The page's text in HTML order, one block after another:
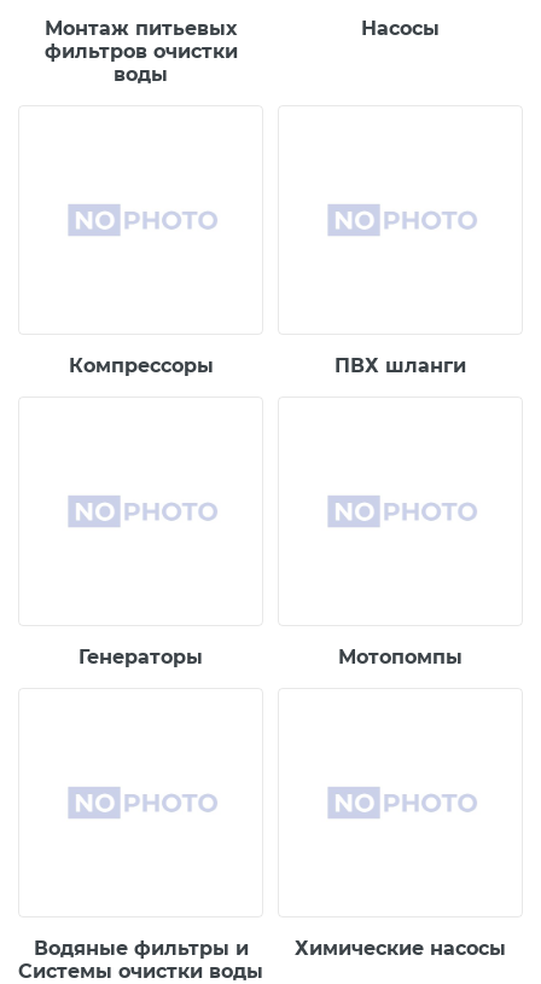
Монтаж питьевых
фильтров очистки
воды
Насосы
Компрессоры ПВХ шланги
Генераторы Мотопомпы
Водяные фильтры и
Системы очистки воды
Химические насосы